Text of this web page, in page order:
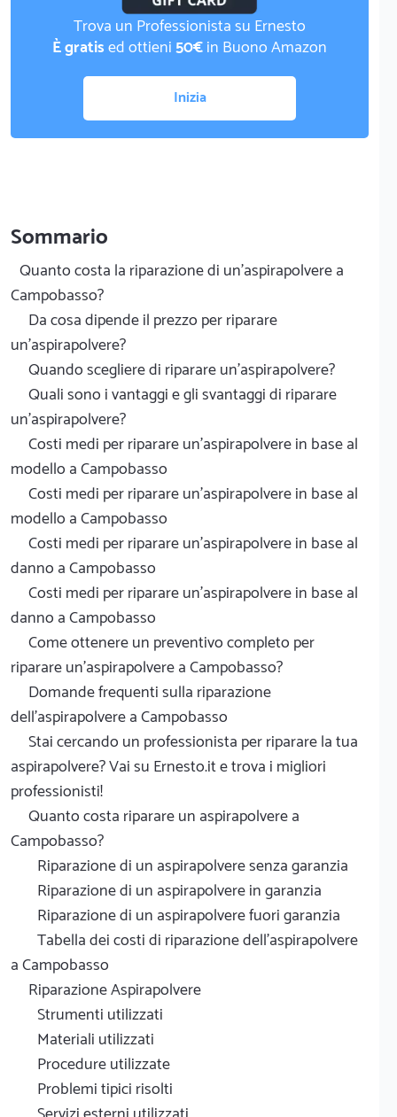
Trova un Professionista su Ernesto
È gratised ottieni50€in Buono Amazon
Inizia
Sommario
Quanto costa la riparazione di un'aspirapolvere a
Campobasso?
Da cosa dipende il prezzo per riparare
un'aspirapolvere?
Quando scegliere di riparare un'aspirapolvere?
Quali sono i vantaggi e gli svantaggi di riparare
un'aspirapolvere?
Costi medi per riparare un'aspirapolvere in base al
modello a Campobasso
Costi medi per riparare un'aspirapolvere in base al
modello a Campobasso
Costi medi per riparare un'aspirapolvere in base al
danno a Campobasso
Costi medi per riparare un'aspirapolvere in base al
danno a Campobasso
Come ottenere un preventivo completo per
riparare un'aspirapolvere a Campobasso?
Domande frequenti sulla riparazione
dell'aspirapolvere a Campobasso
Stai cercando un professionista per riparare la tua
aspirapolvere? Vai su Ernesto.it e trova i migliori
professionisti!
Quanto costa riparare un aspirapolvere a
Campobasso?
Riparazione di un aspirapolvere senza garanzia
Riparazione di un aspirapolvere in garanzia
Riparazione di un aspirapolvere fuori garanzia
Tabella dei costi di riparazione dell'aspirapolvere
a Campobasso
Riparazione Aspirapolvere
Strumenti utilizzati
Materiali utilizzati
Procedure utilizzate
Problemi tipici risolti